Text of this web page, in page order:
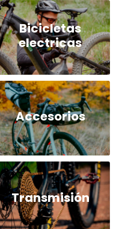
Bicicletas
electricas
Accesorios
Transmisión